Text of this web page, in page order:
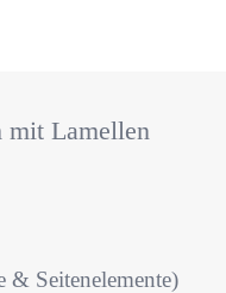
mit Lamellen
Seitenelemente)